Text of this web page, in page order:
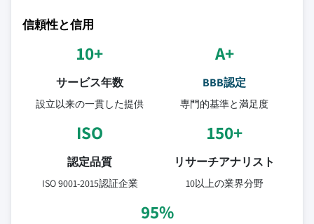
信頼性と信用
10+
サービス年数
設立以来の一貫した提供
A+
BBB認定
専門的基準と満足度
ISO
認定品質
ISO 9001-2015認証企業
150+
リサーチアナリスト
10以上の業界分野
95%